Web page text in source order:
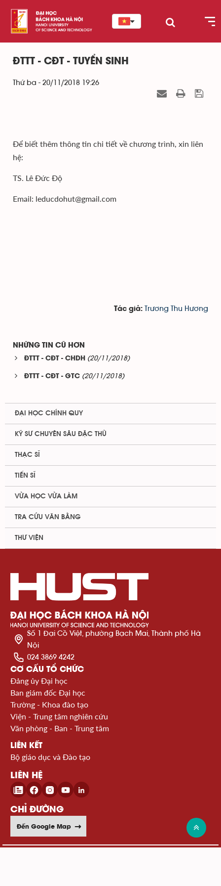
ĐTTT - CĐT - TUYỂN SINH
Thứ ba - 20/11/2018 19:26
Để biết thêm thông tin chi tiết về chương trình, xin liên
hệ:
TS. Lê Đức Độ
Email: leducdohut@gmail.com
Tác giả: Trương Thu Hương
NHỮNG TIN CŨ HƠN
ĐTTT - CĐT - CHDH (20/11/2018)
ĐTTT - CĐT - GTC (20/11/2018)
ĐẠI HỌC CHÍNH QUY
KỸ SƯ CHUYÊN SÂU ĐẶC THÙ
THẠC SĨ
TIẾN SĨ
VỪA HỌC VỪA LÀM
TRA CỨU VĂN BẰNG
THƯ VIỆN
Số 1 Đại Cồ Việt, phường Bạch Mai, Thành phố Hà
Nội
024 3869 4242
CƠ CẤU TỔ CHỨC
Đảng ủy Đại học
Ban giám đốc Đại học
Trường - Khoa đào tạo
Viện - Trung tâm nghiên cứu
Văn phòng - Ban - Trung tâm
LIÊN KẾT
Bộ giáo dục và Đào tạo
LIÊN HỆ
CHỈ ĐƯỜNG
Đến Google Map